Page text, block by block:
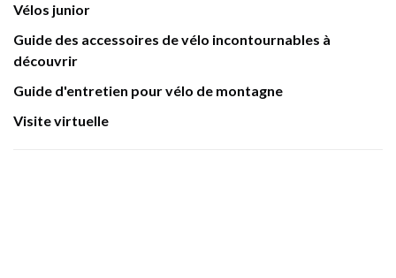
Vélos junior
Guide des accessoires de vélo incontournables à
découvrir
Guide d'entretien pour vélo de montagne
Visite virtuelle